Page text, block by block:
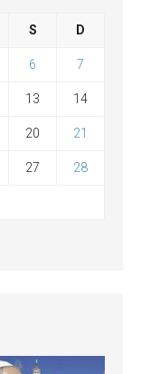
S D
6 7
13 14
20 21
27 28